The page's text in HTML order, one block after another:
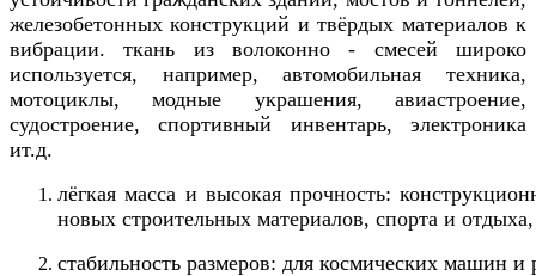
железобетонных конструкций и твёрдых материалов к
вибрации. ткань из волоконно - смесей широко
используется, например, автомобильная техника,
мотоциклы, модные украшения, авиастроение,
судостроение, спортивный инвентарь, электроника
ит.д.
лёгкая масса и высокая прочность:
новых строительных материалов, спорта и
стабильность размеров: для космических машин